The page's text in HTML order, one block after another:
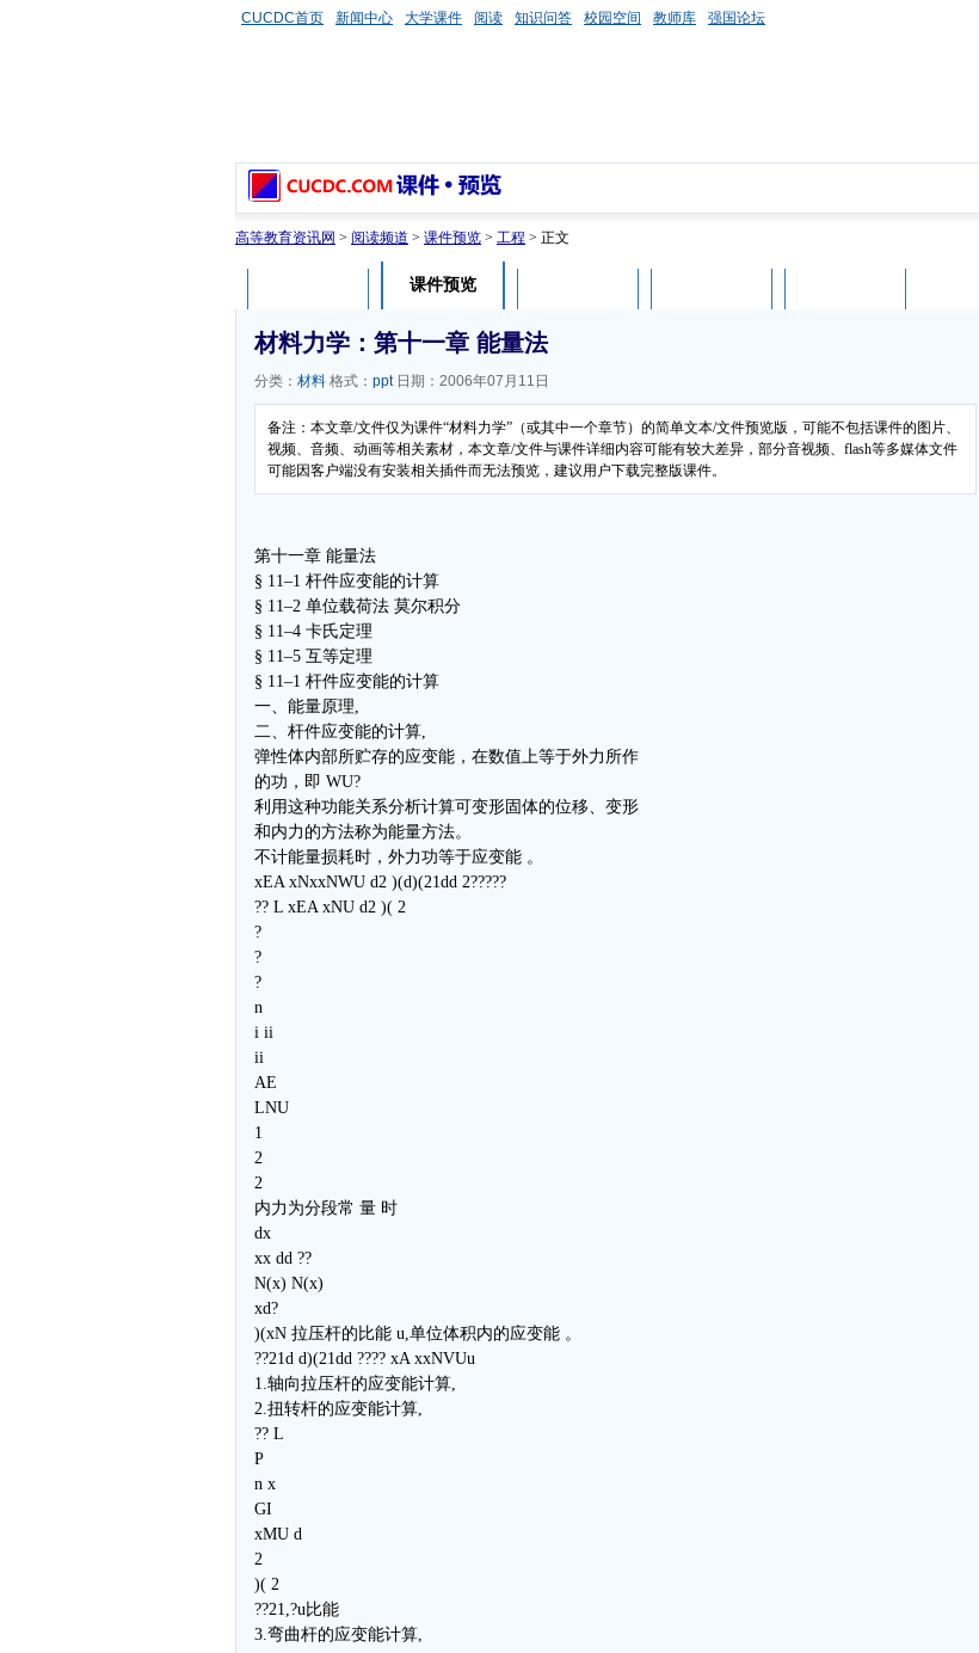
CUCDC首页 新闻中心 大学课件 阅读 知识问答 校园空间 教师库 强国论坛
高等教育资讯网 > 阅读频道 > 课件预览 > 工程 > 正文
课件预览
材料力学：第十一章 能量法
分类： 材料 格式： ppt日期：2006年07月11日
备注：本文章/文件仅为课件“材料力学”（或其中一个章节）的简单文本/文件预览版，可能不包括课件的图片、
视频、音频、动画等相关素材，本文章/文件与课件详细内容可能有较大差异，部分音视频、flash等多媒体文件
可能因客户端没有安装相关插件而无法预览，建议用户下载完整版课件。
第十一章 能量法
§ 11–1 杆件应变能的计算
§ 11–2 单位载荷法 莫尔积分
§ 11–4 卡氏定理
§ 11–5 互等定理
§ 11–1 杆件应变能的计算
一、能量原理,
二、杆件应变能的计算,
弹性体内部所贮存的应变能，在数值上等于外力所作
的功，即 WU?
利用这种功能关系分析计算可变形固体的位移、变形
和内力的方法称为能量方法。
不计能量损耗时，外力功等于应变能 。
xEA xNxxNWU d2 )(d)(21dd 2?????
?? L xEA xNU d2 )( 2
?
?
?
n
i ii
ii
AE
LNU
1
2
2
内力为分段常 量 时
dx
xx dd ??
N(x) N(x)
xd?
)(xN 拉压杆的比能 u,单位体积内的应变能 。
??21d d)(21dd ???? xA xxNVUu
1.轴向拉压杆的应变能计算,
2.扭转杆的应变能计算,
?? L
P
n x
GI
xMU d
2
)( 2
??21,?u比能
3.弯曲杆的应变能计算,